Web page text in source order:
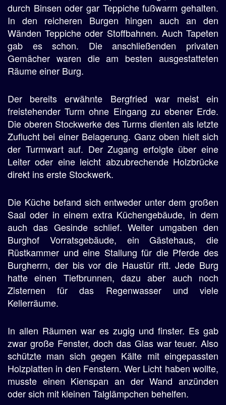
durch Binsen oder gar Teppiche fußwarm gehalten.
In den reicheren Burgen hingen auch an den
Wänden Teppiche oder Stoffbahnen. Auch Tapeten
gab es schon. Die anschließenden privaten
Gemächer waren die am besten ausgestatteten
Räume einer Burg.
Der bereits erwähnte Bergfried war meist ein
freistehender Turm ohne Eingang zu ebener Erde.
Die oberen Stockwerke des Turms dienten als letzte
Zuflucht bei einer Belagerung. Ganz oben hielt sich
der Turmwart auf. Der Zugang erfolgte über eine
Leiter oder eine leicht abzubrechende Holzbrücke
direkt ins erste Stockwerk.
Die Küche befand sich entweder unter dem großen
Saal oder in einem extra Küchengebäude, in dem
auch das Gesinde schlief. Weiter umgaben den
Burghof Vorratsgebäude, ein Gästehaus, die
Rüstkammer und eine Stallung für die Pferde des
Burgherrn, der bis vor die Haustür ritt. Jede Burg
hatte einen Tiefbrunnen, dazu aber auch noch
Zisternen für das Regenwasser und viele
Kellerräume.
In allen Räumen war es zugig und finster. Es gab
zwar große Fenster, doch das Glas war teuer. Also
schützte man sich gegen Kälte mit eingepassten
Holzplatten in den Fenstern. Wer Licht haben wollte,
musste einen Kienspan an der Wand anzünden
oder sich mit kleinen Talglämpchen behelfen.